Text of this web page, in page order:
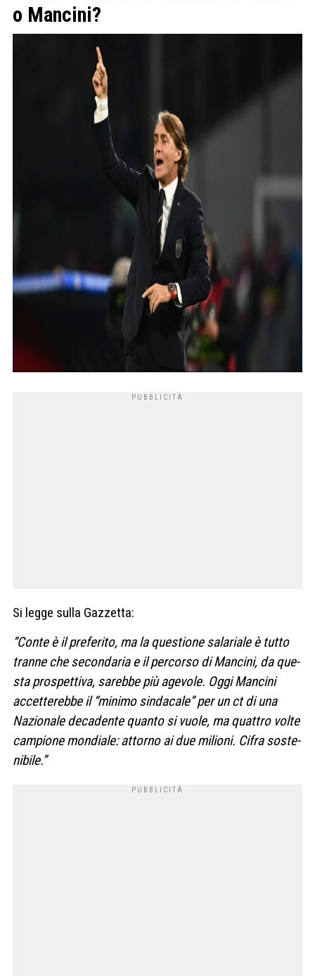
o Mancini?
Si legge sulla Gazzetta:
“Conte è il pre­fe­rito, ma la que­stione sala­riale è tutto
tranne che secon­da­ria e il per­corso di Man­cini, da que­
sta pro­spet­tiva, sarebbe più age­vole. Oggi Man­cini
accet­te­rebbe il “minimo sin­da­cale” per un ct di una
Nazio­nale deca­dente quanto si vuole, ma quat­tro volte
cam­pione mon­diale: attorno ai due milioni. Cifra soste­
ni­bile.”